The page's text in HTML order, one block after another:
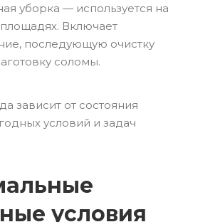
уборка — используется на
Включает
последующую очистку
соломы.
зависит от состояния
условий и задач
условия